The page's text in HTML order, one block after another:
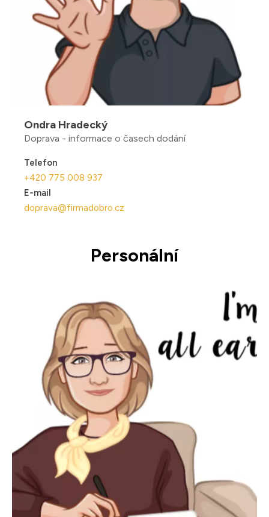
Ondra Hradecký
Doprava - informace o časech dodání
Telefon
+420 775 008 937
E-mail
doprava@firmadobro.cz
Personální